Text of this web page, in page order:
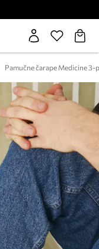
Pamučne čarape Medicine 3-